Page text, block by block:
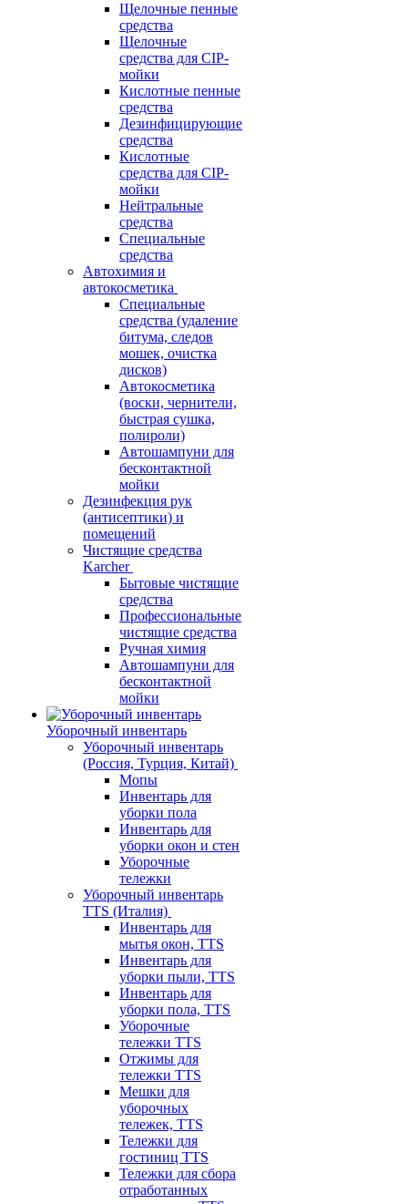
Щелочные пенные
средства
Щелочные
средства для CIP-
мойки
Кислотные пенные
средства
Дезинфицирующие
средства
Кислотные
средства для CIP-
мойки
Нейтральные
средства
Специальные
средства
Автохимия и
автокосметика
Специальные
средства (удаление
битума, следов
мошек, очистка
дисков)
Автокосметика
(воски, чернители,
быстрая сушка,
полироли)
Автошампуни для
бесконтактной
мойки
Дезинфекция рук
(антисептики) и
помещений
Чистящие средства
Karcher
Бытовые чистящие
средства
Профессиональные
чистящие средства
Ручная химия
Автошампуни для
бесконтактной
мойки
Уборочный инвентарь
Уборочный инвентарь
(Россия, Турция, Китай)
Мопы
Инвентарь для
уборки пола
Инвентарь для
уборки окон и стен
Уборочные
тележки
Уборочный инвентарь
TTS (Италия)
Инвентарь для
мытья окон, TTS
Инвентарь для
уборки пыли, TTS
Инвентарь для
уборки пола, TTS
Уборочные
тележки TTS
Отжимы для
тележки TTS
Мешки для
уборочных
тележек, TTS
Тележки для
гостиниц TTS
Тележки для сбора
отработанных